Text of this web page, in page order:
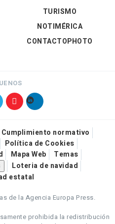
TURISMO
NOTIMÉRICA
CONTACTOPHOTO
Cumplimiento normativo
Política de Cookies
Mapa Web
Temas
Loteria de navidad
estatal
de la Agencia Europa Press.
prohibida la redistribución